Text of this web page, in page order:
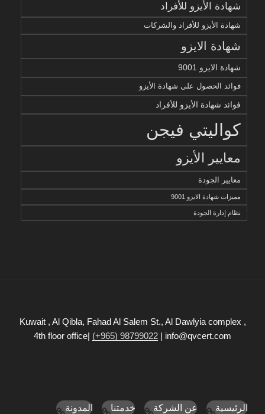
شهادة الأيزو للأفراد
شهادة الأيزو للأفراد والشركات
شهادة الايزو
شهادة الايزو 9001
فوائد الحصول على شهادة الأيزو
فوائد شهادة الأيزو للأفراد
كواليتي فيجن
معايير الأيزو
معايير الجودة
مميزات شهادة الايزو 9001
نظام إدارة الجودة
Kuwait , Al Qibla, Fahad Al Salem St., Al Dawlyia complex ,
4th floor office| (+965) 98799022 | info@qvcert.com
الرئيسية عن الشركة خدمتنا المدونة